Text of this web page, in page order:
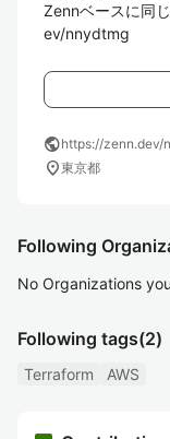
Zennベースに同
ev/nnydtmg
publichttps://zenn.dev/
location_on東京都
Following
No Organizations
Following tags(2)
Terraform AWS